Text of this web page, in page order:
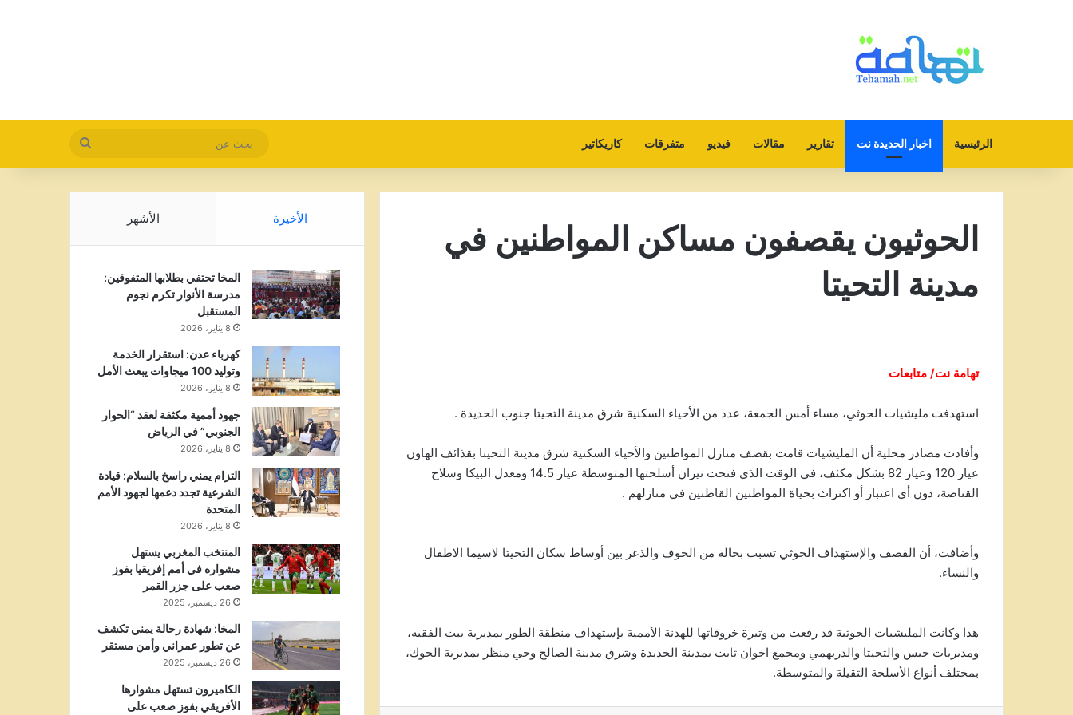
الرئيسية اخبار الحديدة نت تقارير مقالات فيديو متفرقات كاريكاتير
بحث
عن
الحوثيون يقصفون مساكن المواطنين في
مدينة التحيتا
تهامة نت/ متابعات
استهدفت مليشيات الحوثي، مساء أمس الجمعة، عدد من الأحياء السكنية شرق مدينة التحيتا جنوب الحديدة .
وأفادت مصادر محلية أن المليشيات قامت بقصف منازل المواطنين والأحياء السكنية شرق مدينة التحيتا بقذائف الهاون
عيار 120 وعيار 82 بشكل مكثف، في الوقت الذي فتحت نيران أسلحتها المتوسطة عيار 14.5 ومعدل البيكا وسلاح
القناصة، دون أي اعتبار أو اكتراث بحياة المواطنين القاطنين في منازلهم .
وأضافت، أن القصف والإستهداف الحوثي تسبب بحالة من الخوف والذعر بين أوساط سكان التحيتا لاسيما الاطفال
والنساء.
هذا وكانت المليشيات الحوثية قد رفعت من وتيرة خروقاتها للهدنة الأممية بإستهداف منطقة الطور بمديرية بيت الفقيه،
ومديريات حيس والتحيتا والدريهمي ومجمع اخوان ثابت بمدينة الحديدة وشرق مدينة الصالح وحي منظر بمديرية الحوك،
بمختلف أنواع الأسلحة الثقيلة والمتوسطة.
الأخيرة الأشهر
المخا تحتفي بطلابها المتفوقين:
مدرسة الأنوار تكرم نجوم
المستقبل
8 يناير، 2026
كهرباء عدن: استقرار الخدمة
وتوليد 100 ميجاوات يبعث الأمل
8 يناير، 2026
جهود أممية مكثفة لعقد “الحوار
الجنوبي” في الرياض
8 يناير، 2026
التزام يمني راسخ بالسلام: قيادة
الشرعية تجدد دعمها لجهود الأمم
المتحدة
8 يناير، 2026
المنتخب المغربي يستهل
مشواره في أمم إفريقيا بفوز
صعب على جزر القمر
26 ديسمبر، 2025
المخا: شهادة رحالة يمني تكشف
عن تطور عمراني وأمن مستقر
26 ديسمبر، 2025
الكاميرون تستهل مشوارها
الأفريقي بفوز صعب على